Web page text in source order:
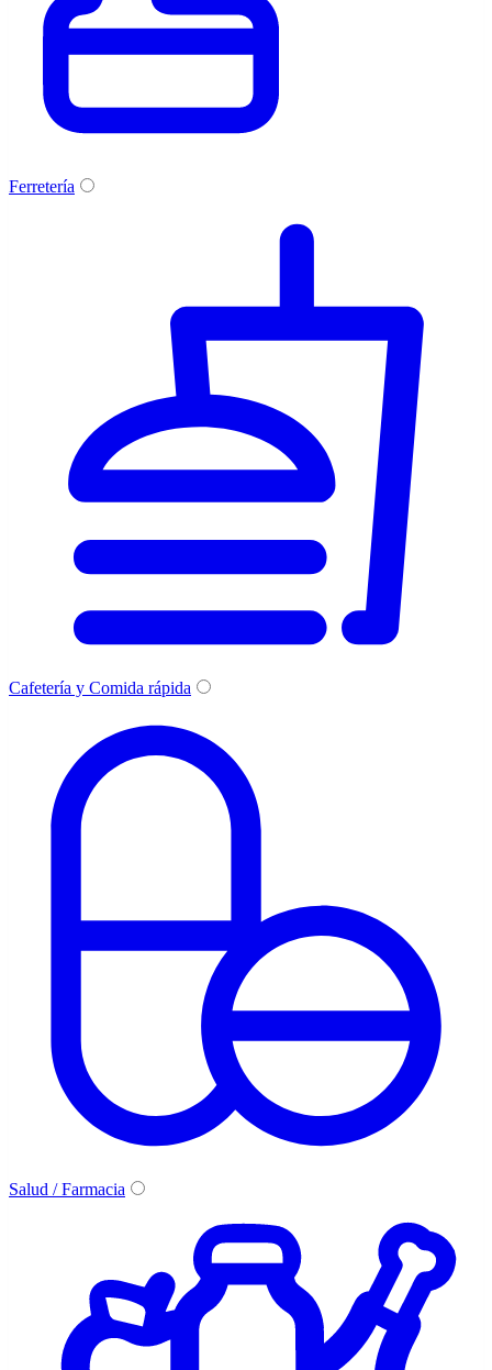
Ferretería
Cafetería y Comida rápida
Salud / Farmacia